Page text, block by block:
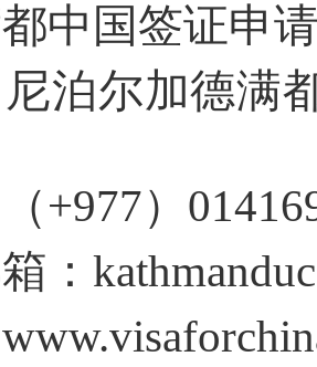
中国签证申
泊尔加德满
+977）
：